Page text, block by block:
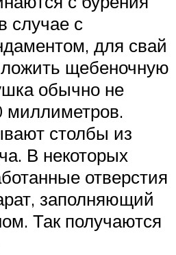
случае с
для свай
щебеночную
обычно не
столбы из
В некоторых
отверстия
заполняющий
Так получаются